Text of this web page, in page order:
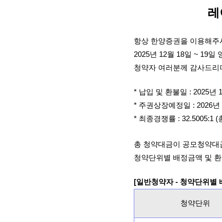
항상 한양증권을 이용해
2025년 12월 18일 ~ 19일
청약자 여러분께 감사드
* 납입 및 환불일 : 2025년
* 주권상장예정일 : 2026
* 최종경쟁률 : 32.5005:1 (
총 청약대금이 공모청약
청약단위별 배정금액 및
[일반청약자 - 청약단위별
청약단위